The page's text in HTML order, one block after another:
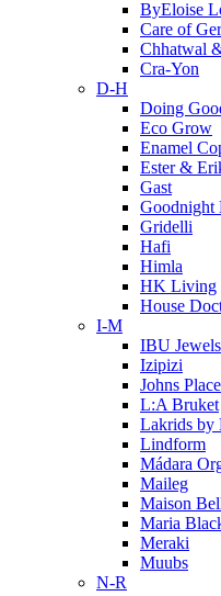
ByEloise
Care of
Chhatwal
Cra-Yon
D-H
Doing
Eco Grow
Enamel
Ester &
Gast
Goodnight
Gridelli
Hafi
Himla
HK Living
House
I-M
IBU Jewels
Izipizi
Johns Place
L:A Bruket
Lakrids by
Lindform
Mádara
Maileg
Maison
Maria
Meraki
Muubs
N-R